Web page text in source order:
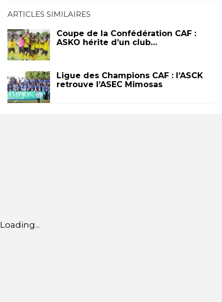
ARTICLES SIMILAIRES
Coupe de la Confédération CAF :
ASKO hérite d’un club…
Ligue des Champions CAF : l’ASCK
retrouve l’ASEC Mimosas
Loading...